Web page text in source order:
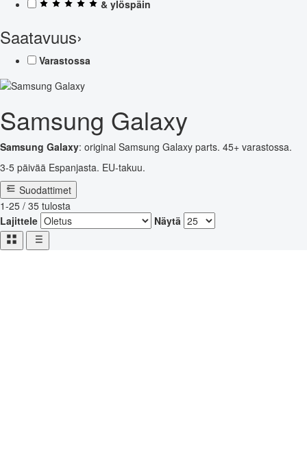
& ylöspäin
Saatavuus›
Varastossa
Samsung Galaxy
Samsung Galaxy: original Samsung Galaxy parts. 45+ varastossa.
3-5 päivää Espanjasta. EU-takuu.
Suodattimet
1-25 / 35 tulosta
Lajittele
Näytä